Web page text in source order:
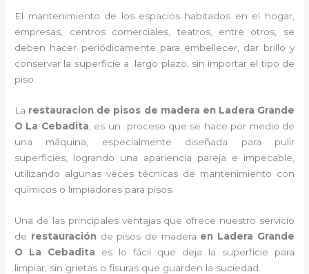
El mantenimiento de los espacios habitados en el hogar,
empresas, centros comerciales, teatros, entre otros, se
deben hacer periódicamente para embellecer, dar brillo y
conservar la superficie a largo plazo, sin importar el tipo de
piso.
La restauracion de pisos de madera en Ladera Grande
O La Cebadita , es un proceso que se hace por medio de
una máquina, especialmente diseñada para pulir
superficies, logrando una apariencia pareja e impecable,
utilizando algunas veces técnicas de mantenimiento con
químicos o limpiadores para pisos.
Una de las principales ventajas que ofrece nuestro servicio
de restauración de pisos de madera en Ladera Grande
O La Cebadita es lo fácil que deja la superficie para
limpiar, sin grietas o fisuras que guarden la suciedad.